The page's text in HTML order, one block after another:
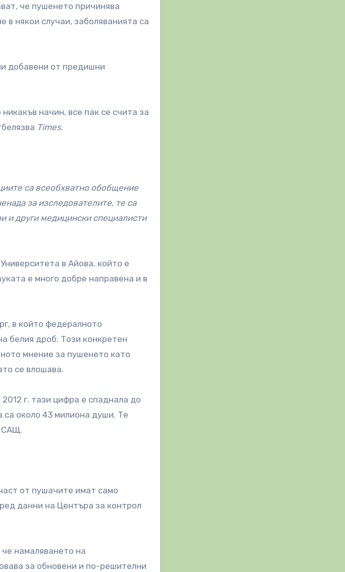
че пушенето причинява
в някои случаи, заболяванията са
добавени от предишни
начин, все пак се счита за
Times.
са всеобхватно обобщение
за изследователите, те са
и други медицински специалисти
в Айова, който е
е много добре направена и в
в който федералното
белия дроб. Този конкретен
мнение за пушенето като
се влошава.
г. тази цифра е спаднала до
са около 43 милиона души. Те
САЩ.
от пушачите имат само
данни на Центъра за контрол
намаляването на
за обновени и по-решителни